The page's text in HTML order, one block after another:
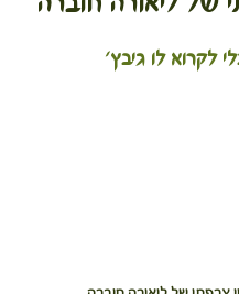
לקרוא לו גיבץ'